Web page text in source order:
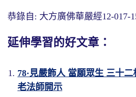
恭錄自: 大方廣佛華嚴經12-
延伸學習的好文章：
78·見嚴飾人 當願眾生 三十
老法師開示